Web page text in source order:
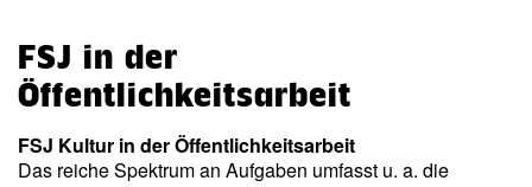
FSJ in der
Öffentlichkeitsarbeit
FSJ Kultur in der Öffentlichkeitsarbeit
Das reiche Spektrum an Aufgaben umfasst u. a. die